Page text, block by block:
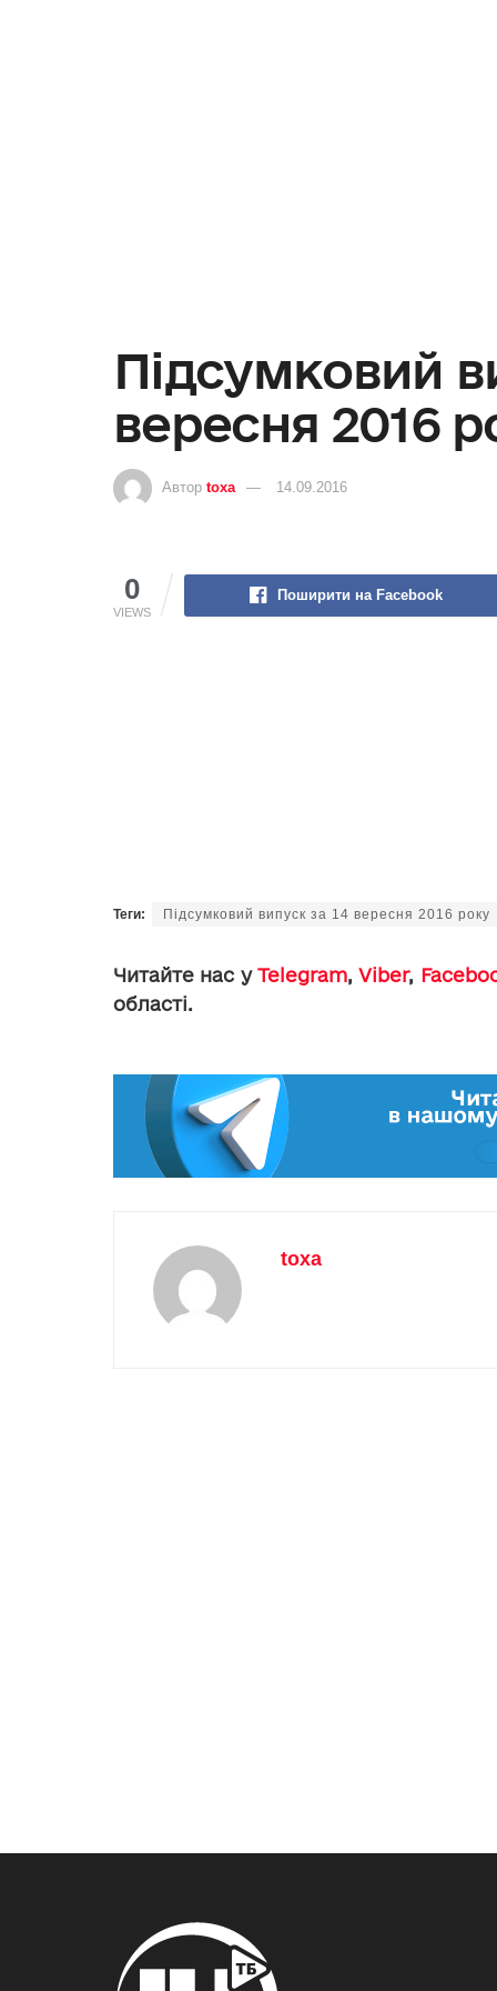
Підсумковий
вересня 2016
Автор toxa 14.09.2016
0
VIEWS
Поширити на Facebook
Теги: Підсумковий випуск за 14 вересня 2016 року
Читайте нас уTelegram,Viber,
області.
toxa